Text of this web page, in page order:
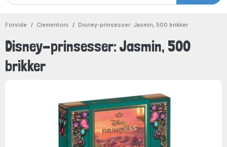
Forside Clementoni Disney-prinsesser: Jasmin, 500 brikker
Disney-prinsesser: Jasmin, 500
brikker